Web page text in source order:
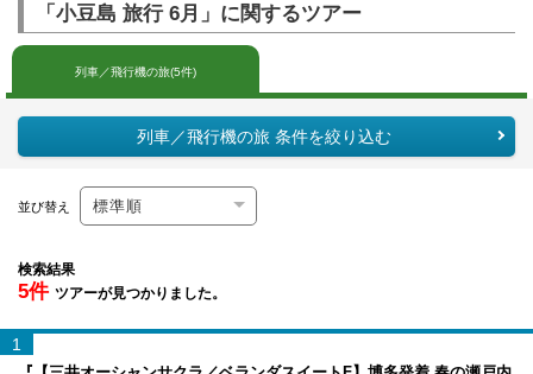
「小豆島 旅行 6月」に関するツアー
列車／飛行機の旅(5件)
列車／飛行機の旅 条件を絞り込む
並び替え
検索結果
5件 ツアーが見つかりました。
1